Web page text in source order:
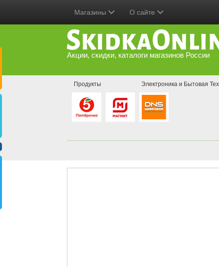
Магазины О сайте
Акции, скидки, каталоги магазинов России
Продукты Электроника и Бытовая